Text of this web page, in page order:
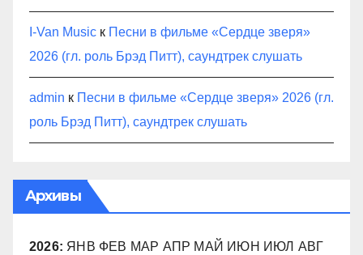
I-Van Music к Песни в фильме «Сердце зверя»
2026 (гл. роль Брэд Питт), саундтрек слушать
admin к Песни в фильме «Сердце зверя» 2026 (гл.
роль Брэд Питт), саундтрек слушать
Архивы
2026: ЯНВ ФЕВ МАР АПР МАЙ ИЮН ИЮЛ АВГ